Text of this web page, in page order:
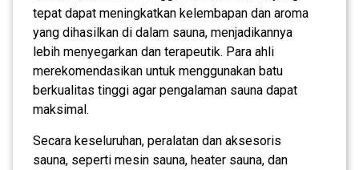
tepat dapat meningkatkan kelembapan dan aroma
yang dihasilkan di dalam sauna, menjadikannya
lebih menyegarkan dan terapeutik. Para ahli
merekomendasikan untuk menggunakan batu
berkualitas tinggi agar pengalaman sauna dapat
maksimal.
Secara keseluruhan, peralatan dan aksesoris
sauna, seperti mesin sauna, heater sauna, dan